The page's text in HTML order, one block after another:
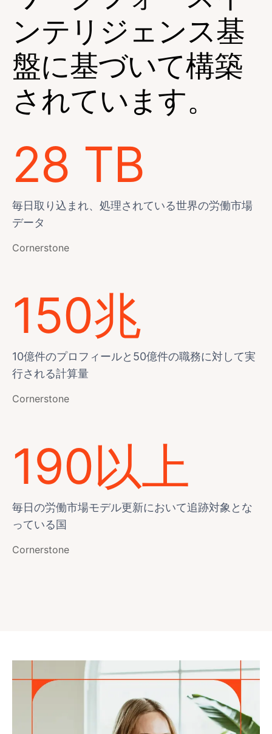
ンテリジェンス基
盤に基づいて構築
されています。
28 TB
毎日取り込まれ、処理されている世界の労働市場
データ
Cornerstone
150兆
10億件のプロフィールと50億件の職務に対して実
行される計算量
Cornerstone
190以上
毎日の労働市場モデル更新において追跡対象とな
っている国
Cornerstone